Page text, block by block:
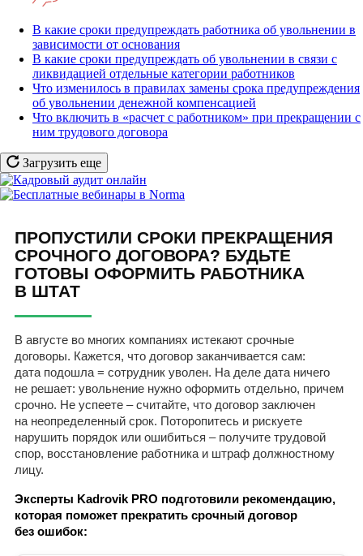
В какие сроки предупреждать работника об увольнении в
зависимости от основания
В какие сроки предупреждать об увольнении в связи с
ликвидацией отдельные категории работников
Что изменилось в правилах замены срока предупреждения
об увольнении денежной компенсацией
Что включить в «расчет с работником» при прекращении с
ним трудового договора
Загрузить еще
ПРОПУСТИЛИ СРОКИ ПРЕКРАЩЕНИЯ
СРОЧНОГО ДОГОВОРА? БУДЬТЕ
ГОТОВЫ ОФОРМИТЬ РАБОТНИКА
В ШТАТ
В августе во многих компаниях истекают срочные
договоры. Кажется, что договор заканчивается сам:
дата подошла = сотрудник уволен. На деле дата ничего
не решает: увольнение нужно оформить отдельно, причем
срочно. Не успеете – считайте, что договор заключен
на неопределенный срок. Поторопитесь и рискуете
нарушить порядок или ошибиться – получите трудовой
спор, восстановление работника и штраф должностному
лицу.
Эксперты Kadrovik PRO подготовили рекомендацию,
которая поможет прекратить срочный договор
без ошибок: